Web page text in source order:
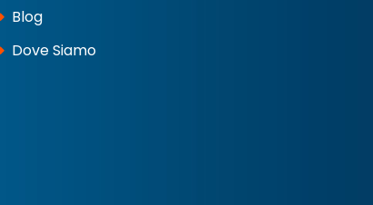
Blog
Dove Siamo